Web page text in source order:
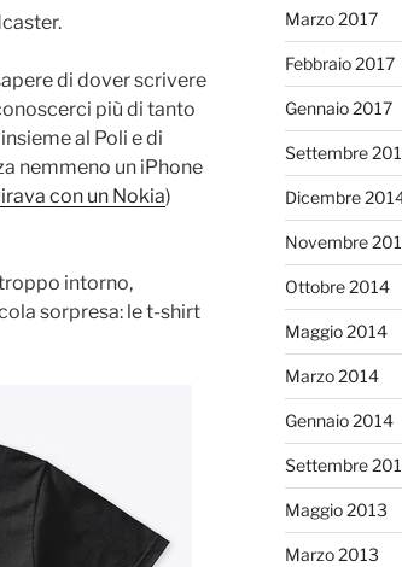
di dover scrivere
più di tanto
al Poli e di
nemmeno un iPhone
con un Nokia)
intorno,
sorpresa: le t-shirt
Marzo 2017
Febbraio 2017
Gennaio 2017
Settembre
Dicembre
Novembre
Ottobre 2014
Maggio 2014
Marzo 2014
Gennaio 2014
Settembre
Maggio 2013
Marzo 2013